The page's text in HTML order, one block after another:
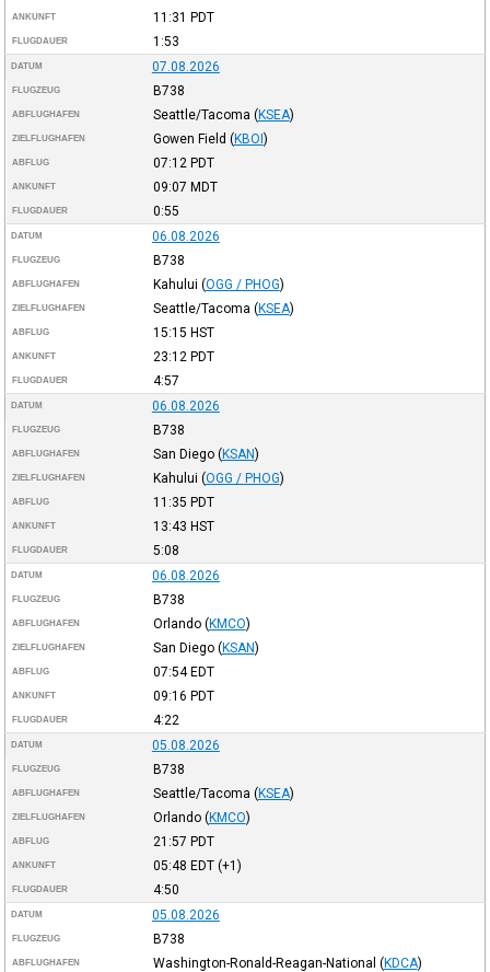
ANKUNFT 11:31 PDT
FLUGDAUER 1:53
DATUM 07.08.2026
FLUGZEUG B738
ABFLUGHAFEN Seattle/Tacoma (KSEA)
ZIELFLUGHAFEN Gowen Field (KBOI)
ABFLUG 07:12 PDT
ANKUNFT 09:07 MDT
FLUGDAUER 0:55
DATUM 06.08.2026
FLUGZEUG B738
ABFLUGHAFEN Kahului (OGG / PHOG)
ZIELFLUGHAFEN Seattle/Tacoma (KSEA)
ABFLUG 15:15 HST
ANKUNFT 23:12 PDT
FLUGDAUER 4:57
DATUM 06.08.2026
FLUGZEUG B738
ABFLUGHAFEN San Diego (KSAN)
ZIELFLUGHAFEN Kahului (OGG / PHOG)
ABFLUG 11:35 PDT
ANKUNFT 13:43 HST
FLUGDAUER 5:08
DATUM 06.08.2026
FLUGZEUG B738
ABFLUGHAFEN Orlando (KMCO)
ZIELFLUGHAFEN San Diego (KSAN)
ABFLUG 07:54EDT
ANKUNFT 09:16 PDT
FLUGDAUER 4:22
DATUM 05.08.2026
FLUGZEUG B738
ABFLUGHAFEN Seattle/Tacoma (KSEA)
ZIELFLUGHAFEN Orlando (KMCO)
ABFLUG 21:57 PDT
ANKUNFT 05:48 EDT(+1)
FLUGDAUER 4:50
DATUM 05.08.2026
FLUGZEUG B738
ABFLUGHAFEN Washington-Ronald-Reagan-National (KDCA)